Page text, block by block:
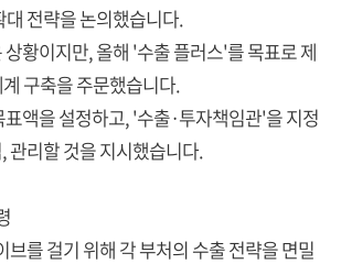
전략을 논의했습니다.
황이지만, 올해 '수출 플러스'를 목표로 제
구축을 주문했습니다.
액을 설정하고, '수출·투자책임관'을 지정
관리할 것을 지시했습니다.
를 걸기 위해 각 부처의 수출 전략을 면밀